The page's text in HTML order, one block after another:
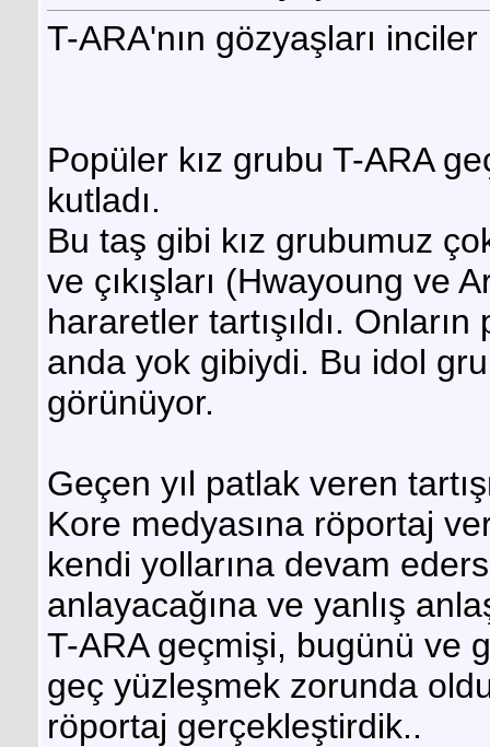
T-ARA'nın gözyaşları
Popüler kız grubu T-ARA
kutladı.
Bu taş gibi kız grubumuz
ve çıkışları (Hwayoung ve
hararetler tartışıldı.
anda yok gibiydi. Bu idol
görünüyor.
Geçen yıl patlak veren
Kore medyasına röportaj
kendi yollarına devam
anlayacağına ve yanlış
T-ARA geçmişi, bugünü ve
geç yüzleşmek zorunda
röportaj gerçekleştirdik..